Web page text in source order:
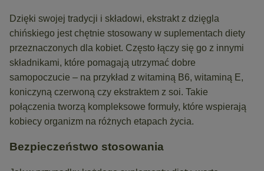
Dzięki swojej tradycji i składowi, ekstrakt z dzięgla
chińskiego jest chętnie stosowany w suplementach diety
przeznaczonych dla kobiet. Często łączy się go z innymi
składnikami, które pomagają utrzymać dobre
samopoczucie – na przykład z witaminą B6, witaminą E,
koniczyną czerwoną czy ekstraktem z soi. Takie
połączenia tworzą kompleksowe formuły, które wspierają
kobiecy organizm na różnych etapach życia.
Bezpieczeństwo stosowania